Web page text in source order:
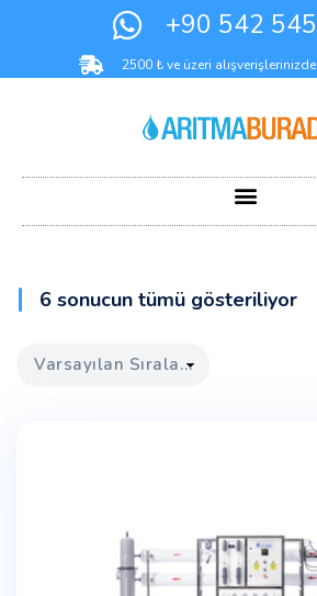
+90 542
2500 ₺ ve üzeri
6 sonucun tümü gösteriliyor